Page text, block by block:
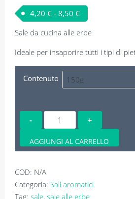
4,20 € - 8,50 €Fascia di
Sale da cucina alle erbe
Ideale per insaporire tutti i tipi di
Contenuto
alle
erbe
quantità
AGGIUNGI AL CARRELLO
COD: N/A
Categoria: Sali aromatici
Tag: sale, sale alle erbe